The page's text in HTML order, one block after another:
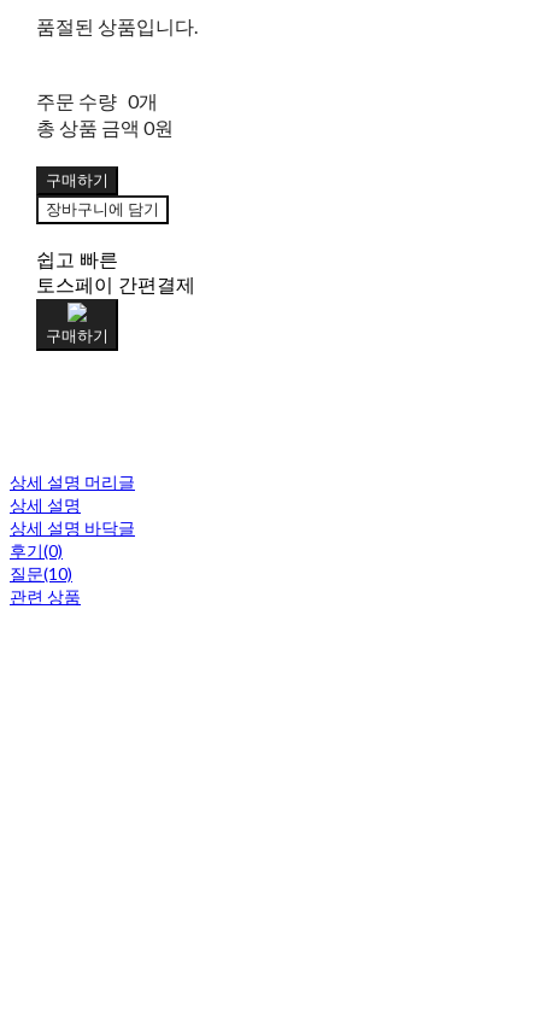
품절된 상품입니다.
주문 수량 0개
총 상품 금액 0원
구매하기
장바구니에 담기
쉽고 빠른
토스페이 간편결제
구매하기
상세 설명 머리글
상세 설명
상세 설명 바닥글
후기(0)
질문(10)
관련 상품